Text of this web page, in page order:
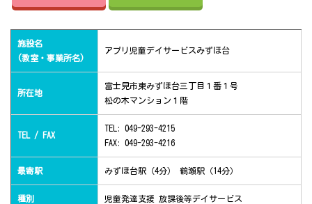
施設名
(教室・事業所名)
アプリ児童デイサービスみずほ台
所在地
富士見市東みずほ台三丁目１番１号
松の木マンション１階
TEL / FAX
TEL: 049-293-4215
FAX: 049-293-4216
最寄駅 みずほ台駅（4分） 鶴瀬駅（14分）
種別 児童発達支援 放課後等デイサービス